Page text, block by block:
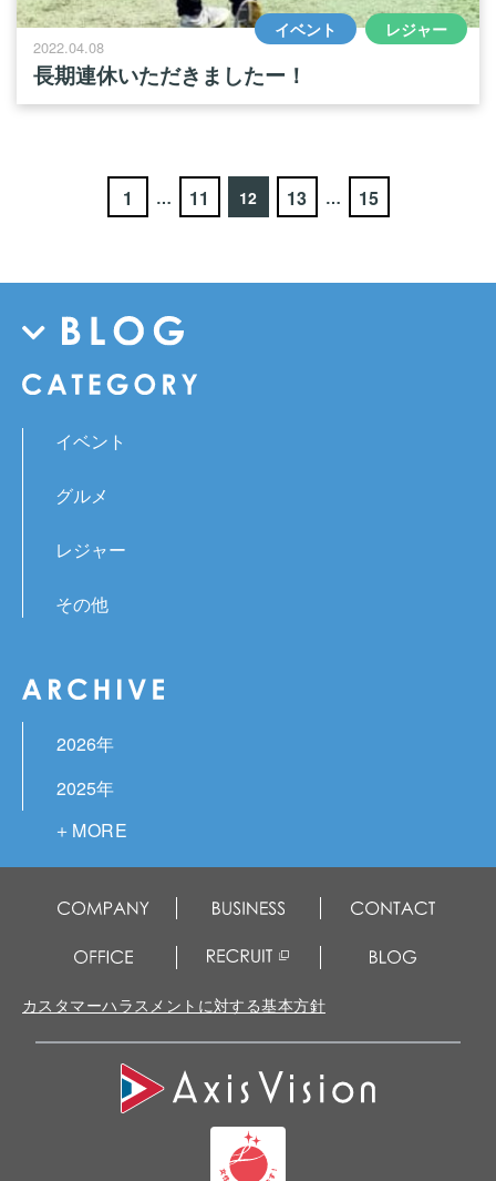
2022.04.08
長期連休いただきましたー！
イベント レジャー
1 … 11 12 13 … 15
イベント
グルメ
レジャー
その他
2026年
2025年
2024年
2022年
2021年
2020年
カスタマーハラスメントに対する基本方針